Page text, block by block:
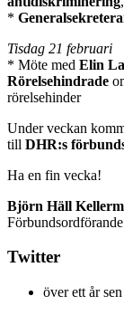
*
Tisdag 21 februari
* Möte med Elin
Rörelsehindrade
rörelsehinder
Under veckan
till DHR:s
Ha en fin vecka!
Björn Häll
Förbundsordförande
Twitter
över ett år sen